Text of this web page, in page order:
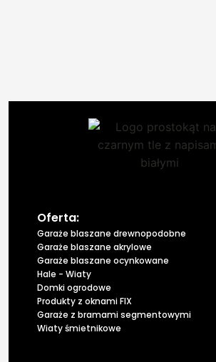
Oferta:
Garaże blaszane drewnopodobne
Garaże blaszane akrylowe
Garaże blaszane ocynkowane
Hale - Wiaty
Domki ogrodowe
Produkty z oknami FIX
Garaże z bramami segmentowymi
Wiaty śmietnikowe